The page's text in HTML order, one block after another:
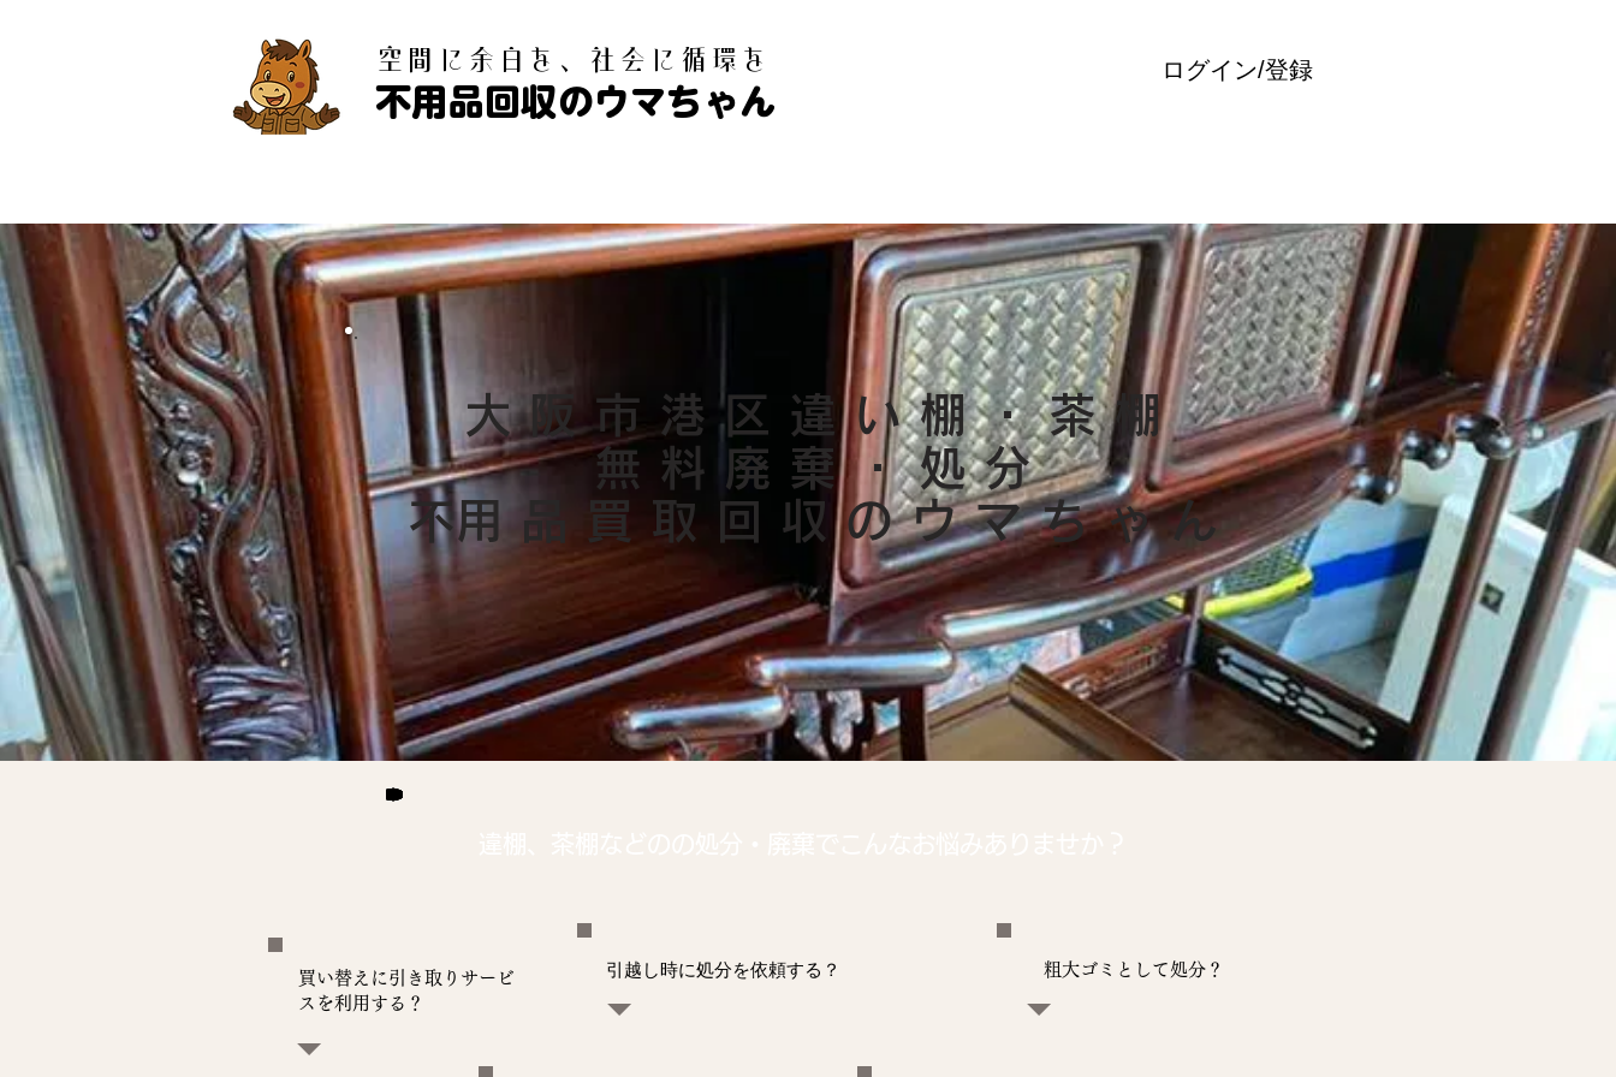
​空間に余白を、社会に循環を
不用品回収のウマちゃん
ログイン/登録
大阪市港区違い棚・茶棚
無料廃棄・処分
​不用品買取回収のウマちゃん
買い替えに引き取りサービ
スを利用する？
引越し時に処分を依頼する？ 粗大ゴミとして処分？